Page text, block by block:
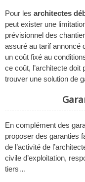
Pour les architectes
peut exister une
prévisionnel des
assuré au tarif annoncé
un coût fixé au
ce coût, l’architecte
trouver une solution de
En complément des
proposer des garanties
de l’activité de
civile d’exploitation,
tiers…